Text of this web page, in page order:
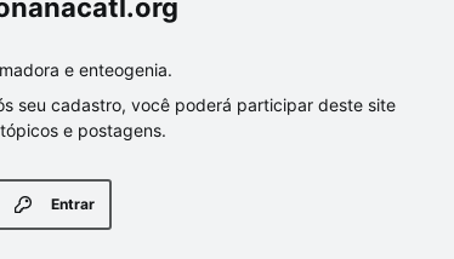
e enteogenia.
seu cadastro, você poderá participar deste site
e postagens.
Entrar